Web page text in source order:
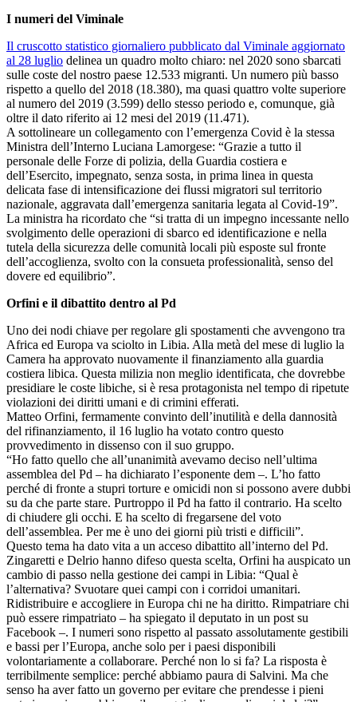
I numeri del Viminale
Il cruscotto statistico giornaliero pubblicato dal Viminale aggiornato
al 28 luglio delinea un quadro molto chiaro: nel 2020 sono sbarcati
sulle coste del nostro paese 12.533 migranti. Un numero più basso
rispetto a quello del 2018 (18.380), ma quasi quattro volte superiore
al numero del 2019 (3.599) dello stesso periodo e, comunque, già
oltre il dato riferito ai 12 mesi del 2019 (11.471).
A sottolineare un collegamento con l’emergenza Covid è la stessa
Ministra dell’Interno Luciana Lamorgese: “Grazie a tutto il
personale delle Forze di polizia, della Guardia costiera e
dell’Esercito, impegnato, senza sosta, in prima linea in questa
delicata fase di intensificazione dei flussi migratori sul territorio
nazionale, aggravata dall’emergenza sanitaria legata al Covid-19”.
La ministra ha ricordato che “si tratta di un impegno incessante nello
svolgimento delle operazioni di sbarco ed identificazione e nella
tutela della sicurezza delle comunità locali più esposte sul fronte
dell’accoglienza, svolto con la consueta professionalità, senso del
dovere ed equilibrio”.
Orfini e il dibattito dentro al Pd
Uno dei nodi chiave per regolare gli spostamenti che avvengono tra
Africa ed Europa va sciolto in Libia. Alla metà del mese di luglio la
Camera ha approvato nuovamente il finanziamento alla guardia
costiera libica. Questa milizia non meglio identificata, che dovrebbe
presidiare le coste libiche, si è resa protagonista nel tempo di ripetute
violazioni dei diritti umani e di crimini efferati.
Matteo Orfini, fermamente convinto dell’inutilità e della dannosità
del rifinanziamento, il 16 luglio ha votato contro questo
provvedimento in dissenso con il suo gruppo.
“Ho fatto quello che all’unanimità avevamo deciso nell’ultima
assemblea del Pd – ha dichiarato l’esponente dem –. L’ho fatto
perché di fronte a stupri torture e omicidi non si possono avere dubbi
su da che parte stare. Purtroppo il Pd ha fatto il contrario. Ha scelto
di chiudere gli occhi. E ha scelto di fregarsene del voto
dell’assemblea. Per me è uno dei giorni più tristi e difficili”.
Questo tema ha dato vita a un acceso dibattito all’interno del Pd.
Zingaretti e Delrio hanno difeso questa scelta, Orfini ha auspicato un
cambio di passo nella gestione dei campi in Libia: “Qual è
l’alternativa? Svuotare quei campi con i corridoi umanitari.
Ridistribuire e accogliere in Europa chi ne ha diritto. Rimpatriare chi
può essere rimpatriato – ha spiegato il deputato in un post su
Facebook –. I numeri sono rispetto al passato assolutamente gestibili
e bassi per l’Europa, anche solo per i paesi disponibili
volontariamente a collaborare. Perché non lo si fa? La risposta è
terribilmente semplice: perché abbiamo paura di Salvini. Ma che
senso ha aver fatto un governo per evitare che prendesse i pieni